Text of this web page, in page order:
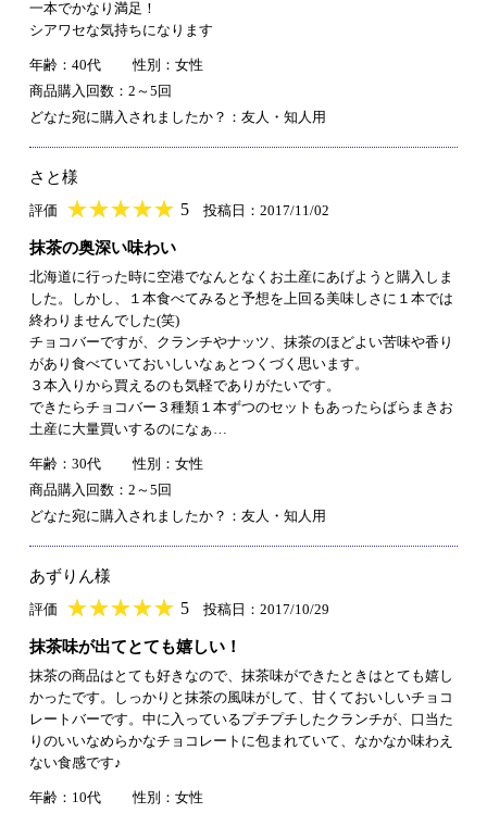
一本でかなり満足！
シアワセな気持ちになります
年齢：40代
性別：女性
商品購入回数：2～5回
どなた宛に購入されましたか？：友人・知人用
さと様
評価 ★★★★★
★★★★★ 5 投稿日：2017/11/02
抹茶の奥深い味わい
北海道に行った時に空港でなんとなくお土産にあげようと購入しま
した。しかし、１本食べてみると予想を上回る美味しさに１本では
終わりませんでした(笑)
チョコバーですが、クランチやナッツ、抹茶のほどよい苦味や香り
があり食べていておいしいなぁとつくづく思います。
３本入りから買えるのも気軽でありがたいです。
できたらチョコバー３種類１本ずつのセットもあったらばらまきお
土産に大量買いするのになぁ…
年齢：30代
性別：女性
商品購入回数：2～5回
どなた宛に購入されましたか？：友人・知人用
あずりん様
評価 ★★★★★
★★★★★ 5 投稿日：2017/10/29
抹茶味が出てとても嬉しい！
抹茶の商品はとても好きなので、抹茶味ができたときはとても嬉し
かったです。しっかりと抹茶の風味がして、甘くておいしいチョコ
レートバーです。中に入っているプチプチしたクランチが、口当た
りのいいなめらかなチョコレートに包まれていて、なかなか味わえ
ない食感です♪
年齢：10代
性別：女性